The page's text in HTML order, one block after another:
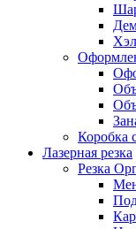
Коробка
Лазерная резка
Резка